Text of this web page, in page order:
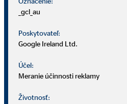
okresný riaditeľ pre OVB Allfinanz
909 01 Skalica
_gcl_au
Poskytovateľ:
Google Ireland Ltd.
Účel:
Meranie účinnosti reklamy
Životnosť: